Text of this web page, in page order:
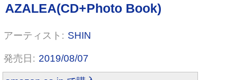
SHIN
2019/08/07